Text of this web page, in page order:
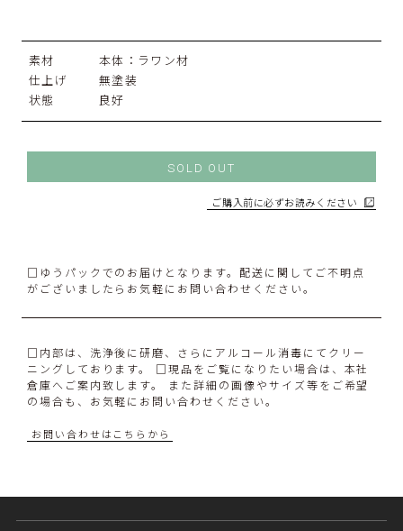
素材
本体：ラワン材
仕上げ
無塗装
状態
良好
SOLD OUT
ご購入前に必ずお読みください
□ゆうパックでのお届けとなります。配送に関してご不明点
がございましたらお気軽にお問い合わせください。
□内部は、洗浄後に研磨、さらにアルコール消毒にてクリー
ニングしております。 □現品をご覧になりたい場合は、本社
倉庫へご案内致します。 また詳細の画像やサイズ等をご希望
の場合も、お気軽にお問い合わせください。
お問い合わせはこちらから